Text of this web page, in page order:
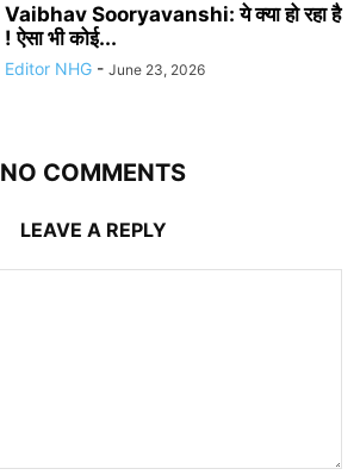
Vaibhav Sooryavanshi: ये क्या हो रहा है
! ऐसा भी कोई...
Editor NHG - June 23, 2026
NO COMMENTS
LEAVE A REPLY